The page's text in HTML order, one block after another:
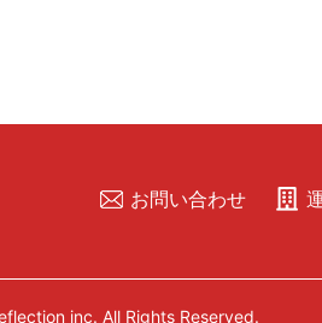
お問い合わせ
inc. All Rights Reserved.